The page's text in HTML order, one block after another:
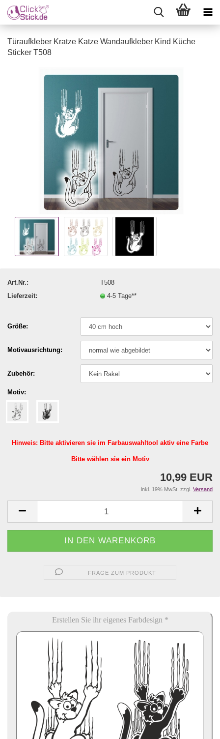
Türaufkleber Kratze Katze Wandaufkleber Kind Küche
Sticker T508
Art.Nr.:
T508
Lieferzeit:
4-5 Tage**
Größe:
Motivausrichtung:
Zubehör:
Motiv:
Hinweis: Bitte aktivieren sie im Farbauswahltool aktiv eine Farbe
Bitte wählen sie ein Motiv
10,99 EUR
inkl. 19% MwSt. zzgl. Versand
FRAGE ZUM PRODUKT
Erstellen Sie ihr eigenes Farbdesign *